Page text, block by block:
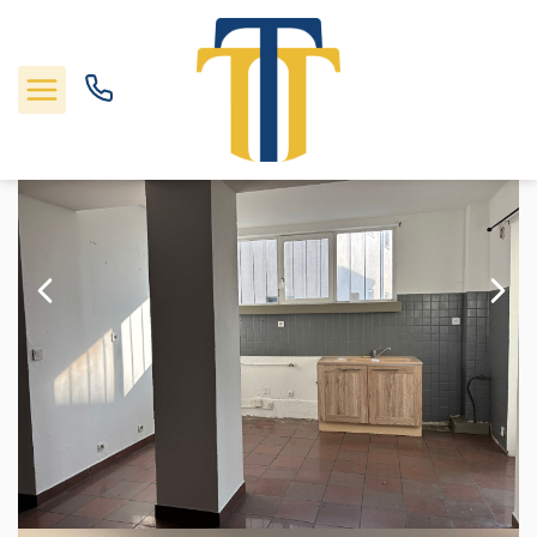
Nos biens
Locations
Gestion
Nos agences
Estimation
Location appartement 88.78 m², Saint romain en gal 69560Rhône
Accueil